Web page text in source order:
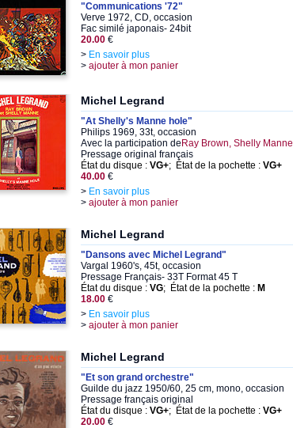
"Communications '72"
Verve 1972, CD, occasion
Fac similé japonais- 24bit
20.00 €
> En savoir plus
> ajouter à mon panier
Michel Legrand
"At Shelly's Manne hole"
Philips 1969, 33t, occasion
Avec la participation de Ray Brown, Shelly Manne
Pressage original français
État du disque : VG+; État de la pochette : VG+
40.00 €
> En savoir plus
> ajouter à mon panier
Michel Legrand
"Dansons avec Michel Legrand"
Vargal 1960's, 45t, occasion
Pressage Français- 33T Format 45 T
État du disque : VG; État de la pochette : M
18.00 €
> En savoir plus
> ajouter à mon panier
Michel Legrand
"Et son grand orchestre"
Guilde du jazz 1950/60, 25 cm, mono, occasion
Pressage français original
État du disque : VG+; État de la pochette : VG+
20.00 €